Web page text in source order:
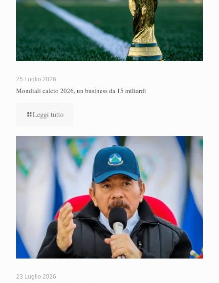
25 Luglio 2026
Mondiali calcio 2026, un business da 15 miliardi
Leggi tutto
23 Luglio 2026